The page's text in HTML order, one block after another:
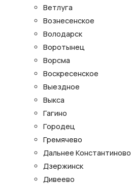
Ветлуга
Вознесенское
Володарск
Воротынец
Ворсма
Воскресенское
Выездное
Выкса
Гагино
Городец
Гремячево
Дальнее Константиново
Дзержинск
Дивеево